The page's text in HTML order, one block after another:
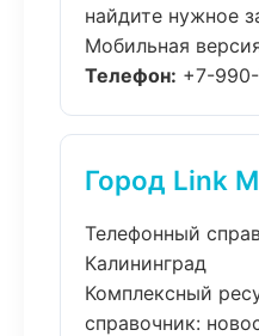
найдите нужное
Мобильная
Телефон: +7-
Город Link
Телефонный
Калининград
Комплексный
справочник: